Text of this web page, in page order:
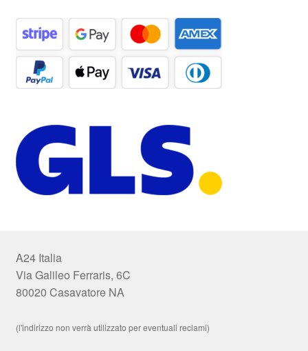
A24 Italia
Via Galileo Ferraris, 6C
80020 Casavatore NA
(l'indirizzo non verrà utilizzato per eventuali reclami)